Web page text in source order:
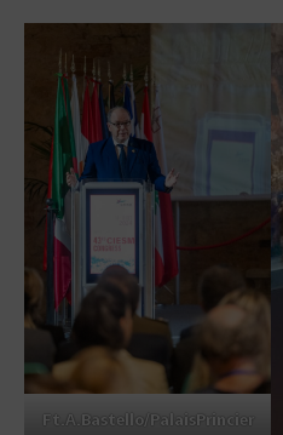
Ft.A.Bastello/PalaisPrincier